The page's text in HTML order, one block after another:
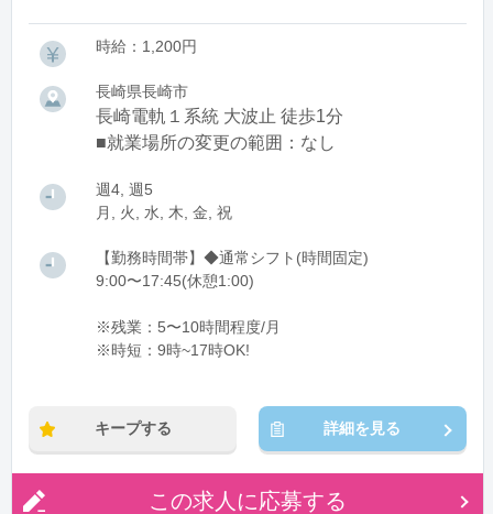
時給：1,200円
長崎県長崎市
長崎電軌１系統 大波止 徒歩1分
■就業場所の変更の範囲：なし
週4, 週5
月, 火, 水, 木, 金, 祝
【勤務時間帯】◆通常シフト(時間固定)
9:00〜17:45(休憩1:00)
※残業：5〜10時間程度/月
※時短：9時~17時OK!
キープする 詳細を見る
この求人に応募する